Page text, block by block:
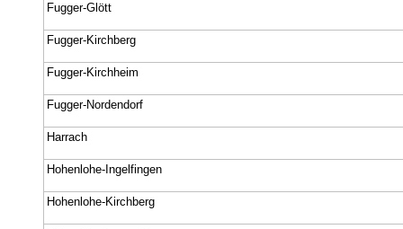
Fugger-Glött
Fugger-Kirchberg
Fugger-Kirchheim
Fugger-Nordendorf
Harrach
Hohenlohe-Ingelfingen
Hohenlohe-Kirchberg